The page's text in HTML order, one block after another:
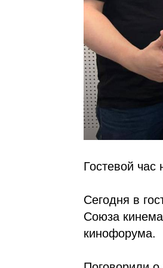
Гостевой
Сегодня в
Союза
кинофорума.